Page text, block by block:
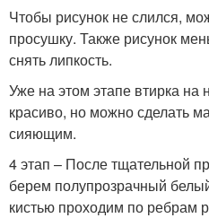
Чтобы рисунок не слился,
просушку. Также рисунок
снять липкость.
Уже на этом этапе втирка на
красиво, но можно сделать
сияющим.
4 этап – После тщательной
берем полупрозрачный
кистью проходим по ребрам